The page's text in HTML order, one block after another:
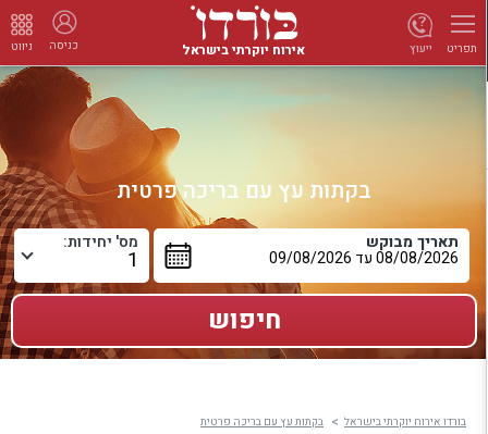
תפריט אירוח יוקרתי בישראל כניסה ניווט ייעוץ
בקתות עץ עם בריכה פרטית
תאריך מבוקש מס' יחידות:
בורדו אירוח יוקרתי בישראל בקתות עץ עם בריכה פרטית